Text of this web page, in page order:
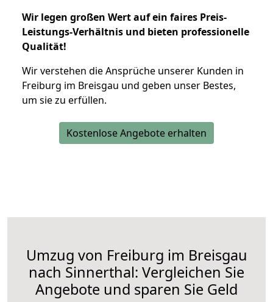
Wir legen großen Wert auf ein faires Preis-
Leistungs-Verhältnis und bieten professionelle
Qualität!
Wir verstehen die Ansprüche unserer Kunden in
Freiburg im Breisgau und geben unser Bestes,
um sie zu erfüllen.
Kostenlose Angebote erhalten
Umzug von Freiburg im Breisgau
nach Sinnerthal: Vergleichen Sie
Angebote und sparen Sie Geld